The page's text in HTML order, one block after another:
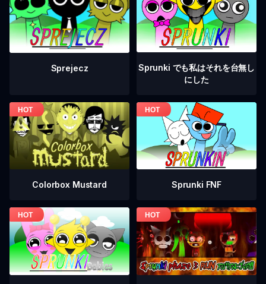
Sprejecz
Sprunki でも私はそれを台無し
にした
Colorbox Mustard Sprunki FNF